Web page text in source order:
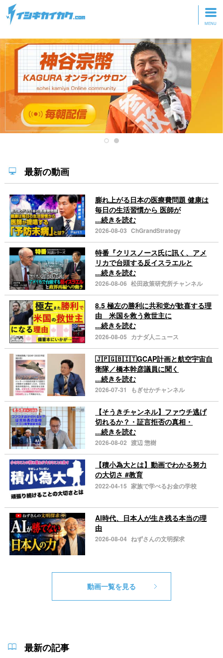
トップページ
動画を見る
記事を読む
セミナーに参加
研修・ツアーに参加
最新の動画
膨れ上がる日本の医療費問題 健康は
毎日の生活習慣から 医師が
...続きを読む
2026-08-03 ChGrandStrategy
特番『クリスノース氏に訊く、アメ
リカで台頭する反イスラエルと
...続きを読む
2026-08-06 松田政策研究所チャンネル
8.5 極左の勝利に共和党が歓喜する理
由 米国を救う救世主に
...続きを読む
2026-08-05 カナダ人ニュース
🇯🇵🇬🇧🇮🇹GCAP計画と航空宇宙自
衛隊／橋本幹彦議員に聞く
...続きを読む
2026-07-31 もぎせかチャンネル
【そうきチャンネル】ファウチ逃げ
切れるか？・証言拒否の真相・
...続きを読む
2026-08-02 渡辺 惣樹
【積小為大とは】動画でわかる努力
の大切さ #教育
2022-04-15 家族で学べるお金の学校
AI時代、日本人が生き残る本当の理
由
2026-08-04 ねずさんの文明探求
動画一覧を見る
最新の記事